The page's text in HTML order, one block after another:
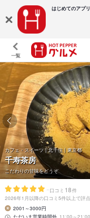
はじめてのアプ
一覧
カフェ・スイーツ | 北千住 | 東京都
千寿茶房
こだわりの甘味をどうぞ
- 口コミ 18件
2026年1月以降の口コミ5件以上で評
2001～3000円